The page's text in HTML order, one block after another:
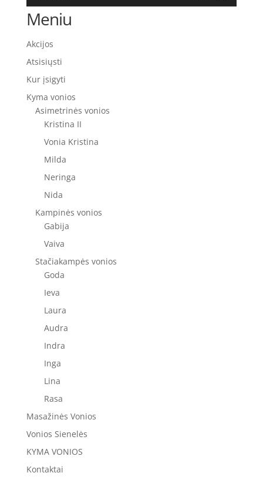
Meniu
Akcijos
Atsisiųsti
Kur įsigyti
Kyma vonios
Asimetrinės vonios
Kristina II
Vonia Kristina
Milda
Neringa
Nida
Kampinės vonios
Gabija
Vaiva
Stačiakampės vonios
Goda
Ieva
Laura
Audra
Indra
Inga
Lina
Rasa
Masažinės Vonios
Vonios Sienelės
KYMA VONIOS
Kontaktai